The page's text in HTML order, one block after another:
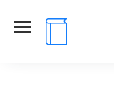
содержанию